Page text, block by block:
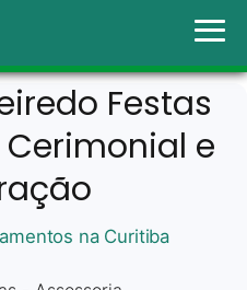
Festas
e
na Curitiba